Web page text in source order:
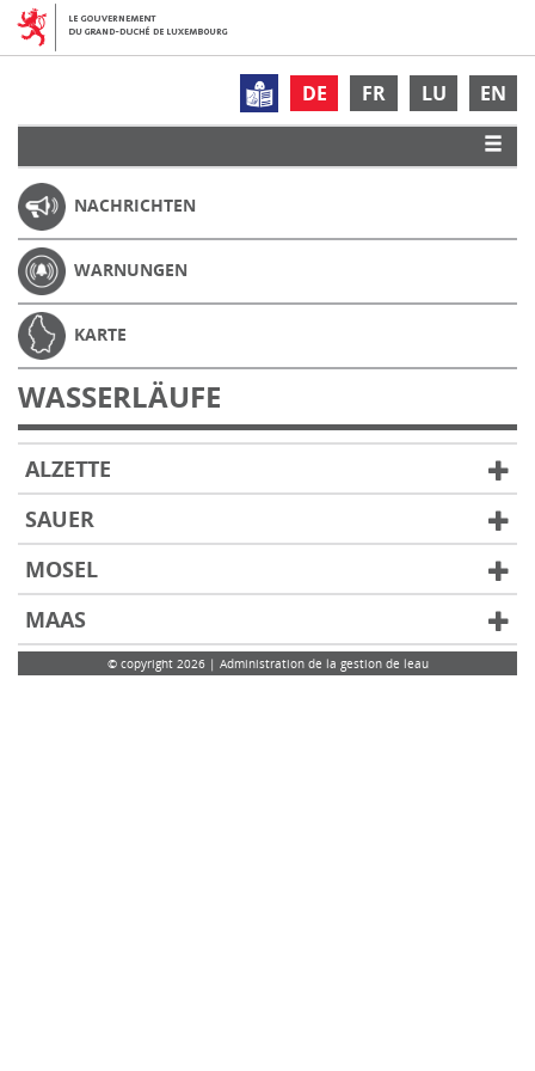
DE FR LU EN
NACHRICHTEN
WARNUNGEN
KARTE
WASSERLÄUFE
ALZETTE
SAUER
MOSEL
MAAS
© copyright 2026 | Administration de la gestion de leau